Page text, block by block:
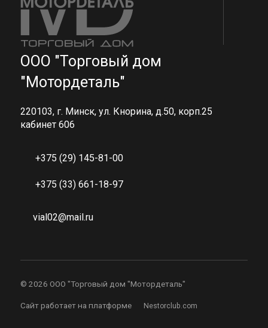
ООО "Торговый дом
"Мотордеталь"
220103, г. Минск, ул. Кнорина, д.50, корп.25
кабинет 606
+375 (29) 145-81-00
+375 (33) 661-18-97
vial02@mail.ru
© 2026 ООО "Торговый дом "Мотордеталь"
Сайт работает на платформе Nestorclub.com